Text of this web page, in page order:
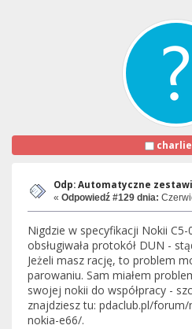
Odp: Automatyczne
« Odpowiedź #129 dnia:
Nigdzie w specyfikacji Nokii C5-
obsługiwała protokół DUN -
Jeżeli masz rację, to problem
parowaniu. Sam miałem
swojej nokii do współpracy -
znajdziesz tu: pdaclub.pl/
nokia-e66/.